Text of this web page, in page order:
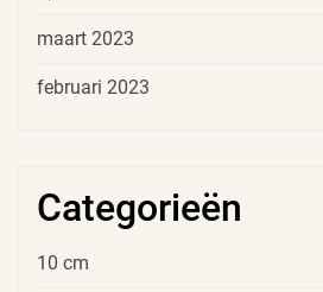
maart 2023
februari 2023
Categorieën
10 cm